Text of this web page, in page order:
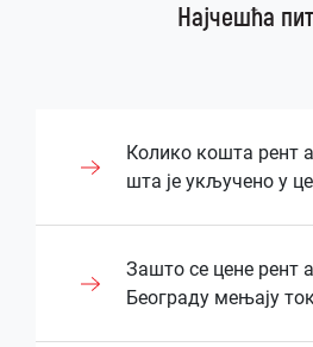
Најчешћа
Колико кошта рент
шта је укључено у
Цена рентања возила у
од типа возила, дужине
Зашто се цене рент
Београду мењају